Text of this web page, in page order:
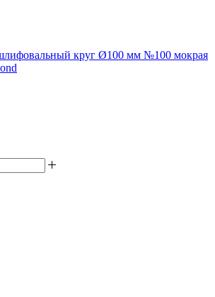
круг Ø100 мм №100 мокрая